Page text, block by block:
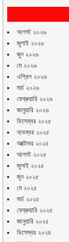
আগস্ট ২০২৬
জুলাই ২০২৬
জুন ২০২৬
মে ২০২৬
এপ্রিল ২০২৬
মার্চ ২০২৬
ফেব্রুয়ারি ২০২৬
জানুয়ারি ২০২৬
ডিসেম্বর ২০২৫
নভেম্বর ২০২৫
অক্টোবর ২০২৫
আগস্ট ২০২৫
জুলাই ২০২৫
জুন ২০২৫
মে ২০২৫
মার্চ ২০২৫
ফেব্রুয়ারি ২০২৫
জানুয়ারি ২০২৫
ডিসেম্বর ২০২৪